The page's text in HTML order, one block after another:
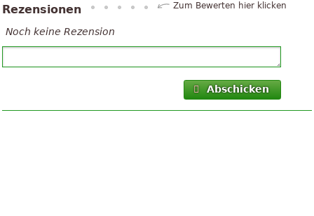
Rezensionen Zum Bewerten hier klicken
Noch keine Rezension
Abschicken